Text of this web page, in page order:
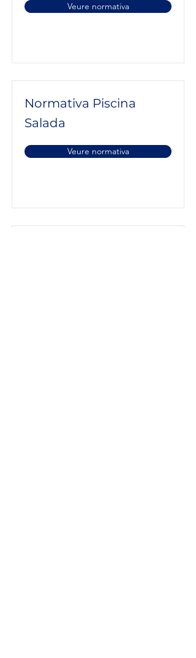
Veure normativa
Normativa Piscina
Salada
Veure normativa